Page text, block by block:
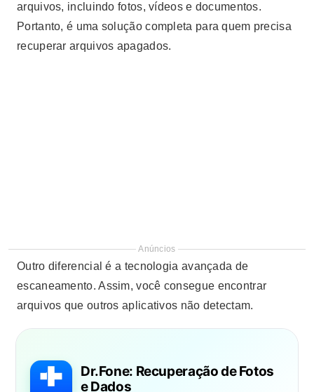
arquivos, incluindo fotos, vídeos e documentos.
Portanto, é uma solução completa para quem precisa
recuperar arquivos apagados.
Anúncios
Outro diferencial é a tecnologia avançada de
escaneamento. Assim, você consegue encontrar
arquivos que outros aplicativos não detectam.
Dr.Fone: Recuperação de Fotos
e Dados